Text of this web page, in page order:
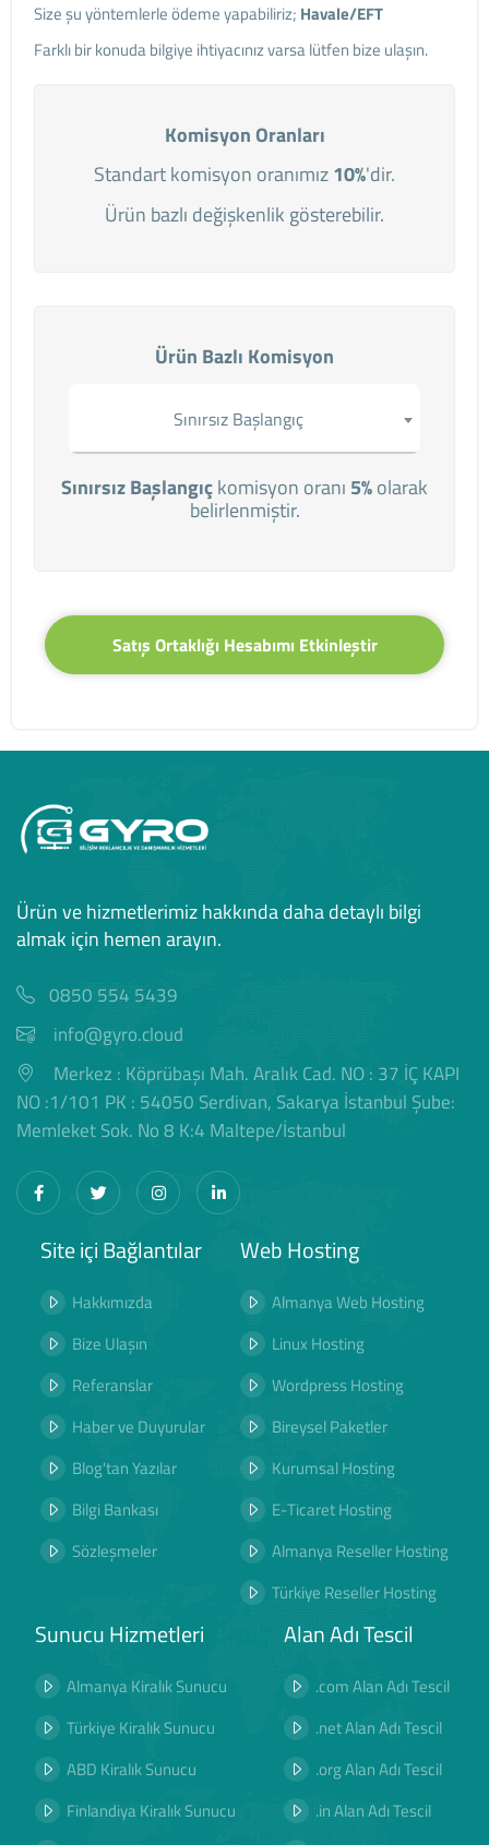
Size şu yöntemlerle ödeme yapabiliriz; Havale/EFT
Farklı bir konuda bilgiye ihtiyacınız varsa lütfen bize ulaşın.
Komisyon Oranları
Standart komisyon oranımız10%'dir.
Ürün bazlı değişkenlik gösterebilir.
Ürün Bazlı Komisyon
Sınırsız Başlangıç
Sınırsız Başlangıçkomisyon oranı 5%olarak
belirlenmiştir.
Satış Ortaklığı Hesabımı Etkinleştir
Ürün ve hizmetlerimiz hakkında daha detaylı bilgi
almak için hemen arayın.
0850 554 5439
info@gyro.cloud
Merkez : Köprübaşı Mah. Aralık Cad. NO : 37 İÇ KAPI
NO :1/101 PK : 54050 Serdivan, Sakarya İstanbul Şube:
Memleket Sok. No 8 K:4 Maltepe/İstanbul
Site içi Bağlantılar
Hakkımızda
Bize Ulaşın
Referanslar
Haber ve Duyurular
Blog'tan Yazılar
Bilgi Bankası
Sözleşmeler
Web Hosting
Almanya Web Hosting
Linux Hosting
Wordpress Hosting
Bireysel Paketler
Kurumsal Hosting
E-Ticaret Hosting
Almanya Reseller Hosting
Türkiye Reseller Hosting
Sunucu Hizmetleri
Almanya Kiralık Sunucu
Türkiye Kiralık Sunucu
ABD Kiralık Sunucu
Finlandiya Kiralık Sunucu
Alan Adı Tescil
.com Alan Adı Tescil
.net Alan Adı Tescil
.org Alan Adı Tescil
.in Alan Adı Tescil